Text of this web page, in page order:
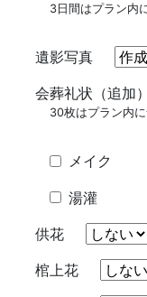
3 日間はプラン内
遺影写真
会葬礼状（追加）
30枚はプラン内に
メイク
湯灌
供花
棺上花